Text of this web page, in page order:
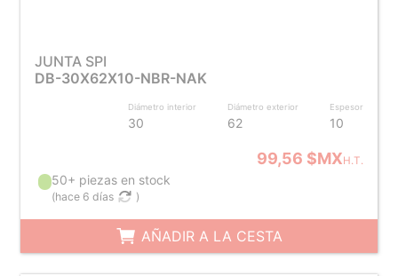
JUNTA SPI
DB-30X62X10-NBR-NAK
Diámetro interior
30
Diámetro exterior
62
Espesor
10
99,56 $MXH.T.
50+ piezas en stock
(hace 6 días )
AÑADIR A LA CESTA